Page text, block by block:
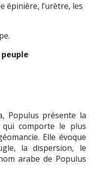
épinière, l’urètre, les
peuple
Populus présente la
qui comporte le plus
Elle évoque
la dispersion, le
arabe de Populus